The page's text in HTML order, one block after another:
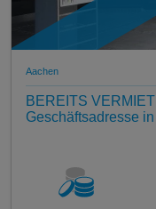
Aachen
BEREITS
Geschäftsadresse